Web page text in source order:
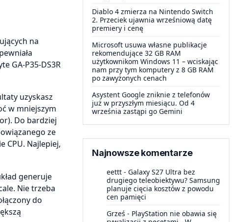
na
GA-P35-DS3R
uzyskasz
w mniejszym
Do bardziej
ze
CPU. Najlepiej,
generuje
Nie trzeba
do
Diablo 4 zmierza na Nintendo Switch
2. Przeciek ujawnia wrześniową datę
premiery i cenę
Microsoft usuwa własne publikacje
rekomendujące 32 GB RAM
użytkownikom Windows 11 – wciskając
nam przy tym komputery z 8 GB RAM
po zawyżonych cenach
Asystent Google zniknie z telefonów
już w przyszłym miesiącu. Od 4
września zastąpi go Gemini
Najnowsze komentarze
eettt - Galaxy S27 Ultra bez
drugiego teleobiektywu? Samsung
planuje cięcia kosztów z powodu
cen pamięci
Grześ - PlayStation nie obawia się